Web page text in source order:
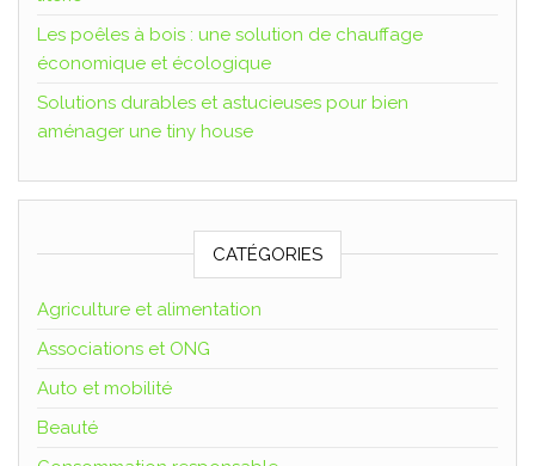
Les poêles à bois : une solution de chauffage
économique et écologique
Solutions durables et astucieuses pour bien
aménager une tiny house
CATÉGORIES
Agriculture et alimentation
Associations et ONG
Auto et mobilité
Beauté